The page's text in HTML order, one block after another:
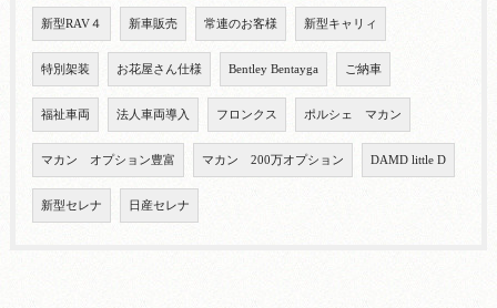
新型RAV４ 新車販売 常連のお客様 新型キャリィ
特別架装 お花屋さん仕様 Bentley Bentayga ご納車
福祉車両 法人車両導入 フロンクス ポルシェ マカン
マカン オプション豊富 マカン 200万オプション DAMD little D
新型セレナ 日産セレナ